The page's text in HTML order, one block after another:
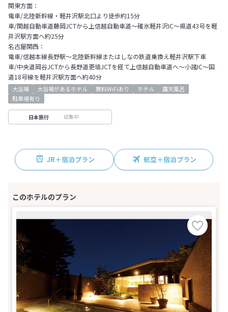
関東方面：
電車/北陸新幹線・軽井沢駅北口より徒歩約15分
車/関越自動車道藤岡JCTから上信越自動車道～碓氷軽井沢IC～県道43号を軽
井沢駅方面へ約25分
名古屋関西：
電車/信越本線長野駅～北陸新幹線またはしなの鉄道乗換え軽井沢駅下車
車/中央道岡谷JCTから長野道更埴JCTを経て上信越自動車道へ～小諸IC～国
道18号線を軽井沢駅方面へ約40分
大浴場 大浴場があるホテル 無料WiFiあり ホテル
露天風呂
駐車場有り
日本旅行 収集中
JR＋宿泊プラン 航空＋宿泊プラン